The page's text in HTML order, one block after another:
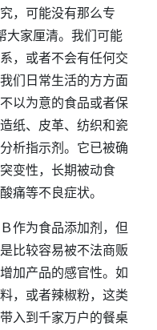
，可能没有那么专
大家厘清。我们可能
，或者不会有任何交
们日常生活的方方面
以为意的食品或者保
纸、皮革、纺织和瓷
析指示剂。它已被确
变性，长期被动食
痛等不良症状。
作为食品添加剂，但
比较容易被不法商贩
加产品的感官性。如
，或者辣椒粉，这类
入到千家万户的餐桌